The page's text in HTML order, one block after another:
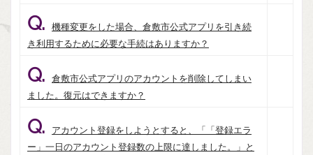
Q. 機種変更をした場合、倉敷市公式アプリを引き続
き利用するために必要な手続はありますか？
Q. 倉敷市公式アプリのアカウントを削除してしまい
ました。復元はできますか？
Q. アカウント登録をしようとすると、「「登録エラ
ー」一日のアカウント登録数の上限に達しました。」と